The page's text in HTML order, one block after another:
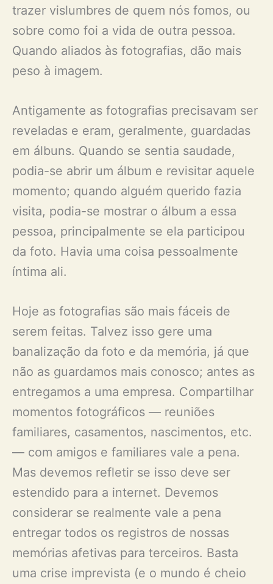
trazer vislumbres de quem nós fomos, ou
sobre como foi a vida de outra pessoa.
Quando aliados às fotografias, dão mais
peso à imagem.
Antigamente as fotografias precisavam ser
reveladas e eram, geralmente, guardadas
em álbuns. Quando se sentia saudade,
podia-se abrir um álbum e revisitar aquele
momento; quando alguém querido fazia
visita, podia-se mostrar o álbum a essa
pessoa, principalmente se ela participou
da foto. Havia uma coisa pessoalmente
íntima ali.
Hoje as fotografias são mais fáceis de
serem feitas. Talvez isso gere uma
banalização da foto e da memória, já que
não as guardamos mais conosco; antes as
entregamos a uma empresa. Compartilhar
momentos fotográficos — reuniões
familiares, casamentos, nascimentos, etc.
— com amigos e familiares vale a pena.
Mas devemos refletir se isso deve ser
estendido para a internet. Devemos
considerar se realmente vale a pena
entregar todos os registros de nossas
memórias afetivas para terceiros. Basta
uma crise imprevista (e o mundo é cheio